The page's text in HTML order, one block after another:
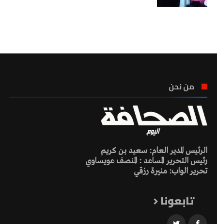
من نحن
الرئيس المدير العام: سعيد بن كريم
رئيس التحرير المساعد : المنصف عويساوي
تحرير الواب: منيرة رزقي
تابعونا